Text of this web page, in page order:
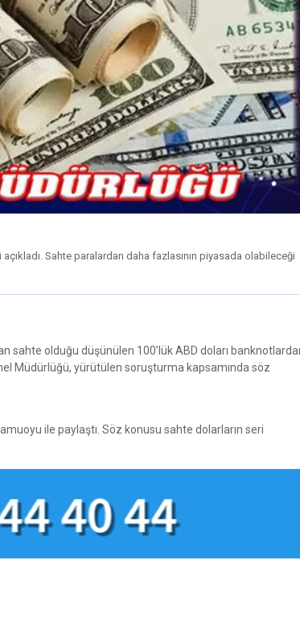
Sahte paralardan daha fazlasının piyasada olabileceği
sahte olduğu düşünülen 100’lük ABD doları
Müdürlüğü, yürütülen soruşturma kapsamında söz
ile paylaştı. Söz konusu sahte dolarların seri